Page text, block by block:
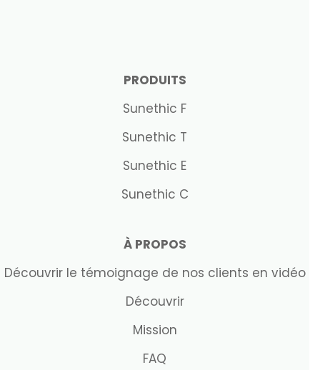
PRODUITS
Sunethic F
Sunethic T
Sunethic E
Sunethic C
À PROPOS
Découvrir le témoignage de nos clients en vidéo
Découvrir
Mission
FAQ